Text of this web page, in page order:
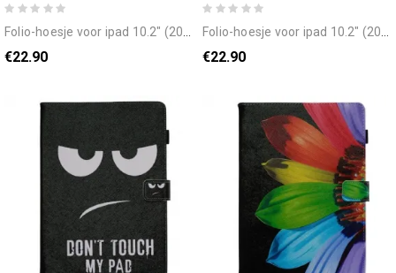
folio-hoesje voor ipad 10.2" (2020) (2019) / air 10.5" / pro 10.5" rode takken
€22.90
folio-hoesje voor ipad 10.2" (2020) (2019) / air 10.5" / pro 10.5" stop nooit met dromen
€22.90